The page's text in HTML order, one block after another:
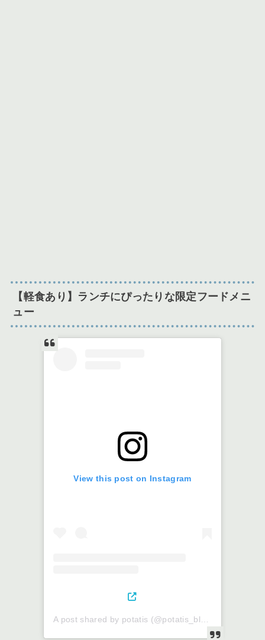
【軽食あり】ランチにぴったりな限定フードメニ
ュー
View this post on Instagram